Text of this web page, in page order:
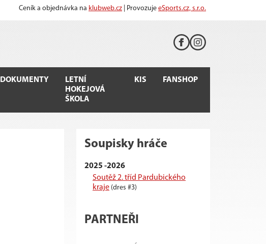
Ceník a objednávka na klubweb.cz | Provozuje eSports.cz, s.r.o.
DOKUMENTY
LETNÍ
HOKEJOVÁ
ŠKOLA
KIS FANSHOP
Soupisky hráče
2025 -2026
Soutěž 2. tříd Pardubického
kraje (dres #3)
PARTNEŘI